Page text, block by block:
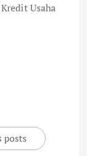
Usaha
posts